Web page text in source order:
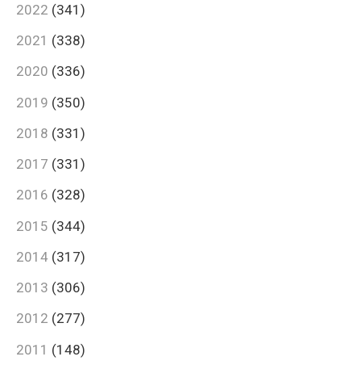
2022 (341)
2021 (338)
2020 (336)
2019 (350)
2018 (331)
2017 (331)
2016 (328)
2015 (344)
2014 (317)
2013 (306)
2012 (277)
2011 (148)